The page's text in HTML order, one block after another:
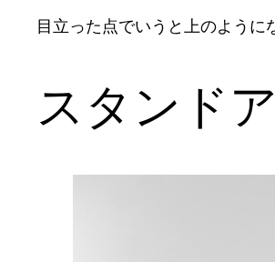
目立った点でいうと上のように
スタンド